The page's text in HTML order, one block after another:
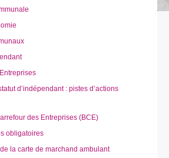
d’indépendant : pistes d’actions
des Entreprises (BCE)
obligatoires
la carte de marchand ambulant